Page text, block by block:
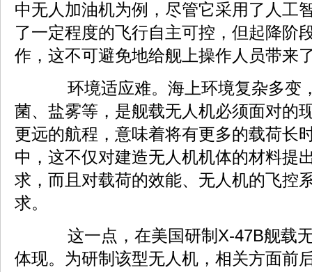
中无人加油机为例，尽管它采用了人工
了一定程度的飞行自主可控，但起降阶
作，这不可避免地给舰上操作人员带来
环境适应难。海上环境复杂多变
菌、盐雾等，是舰载无人机必须面对的
更远的航程，意味着将有更多的载荷长
中，这不仅对建造无人机机体的材料提
求，而且对载荷的效能、无人机的飞控
求。
这一点，在美国研制X-47B舰载
体现。为研制该型无人机，相关方面前